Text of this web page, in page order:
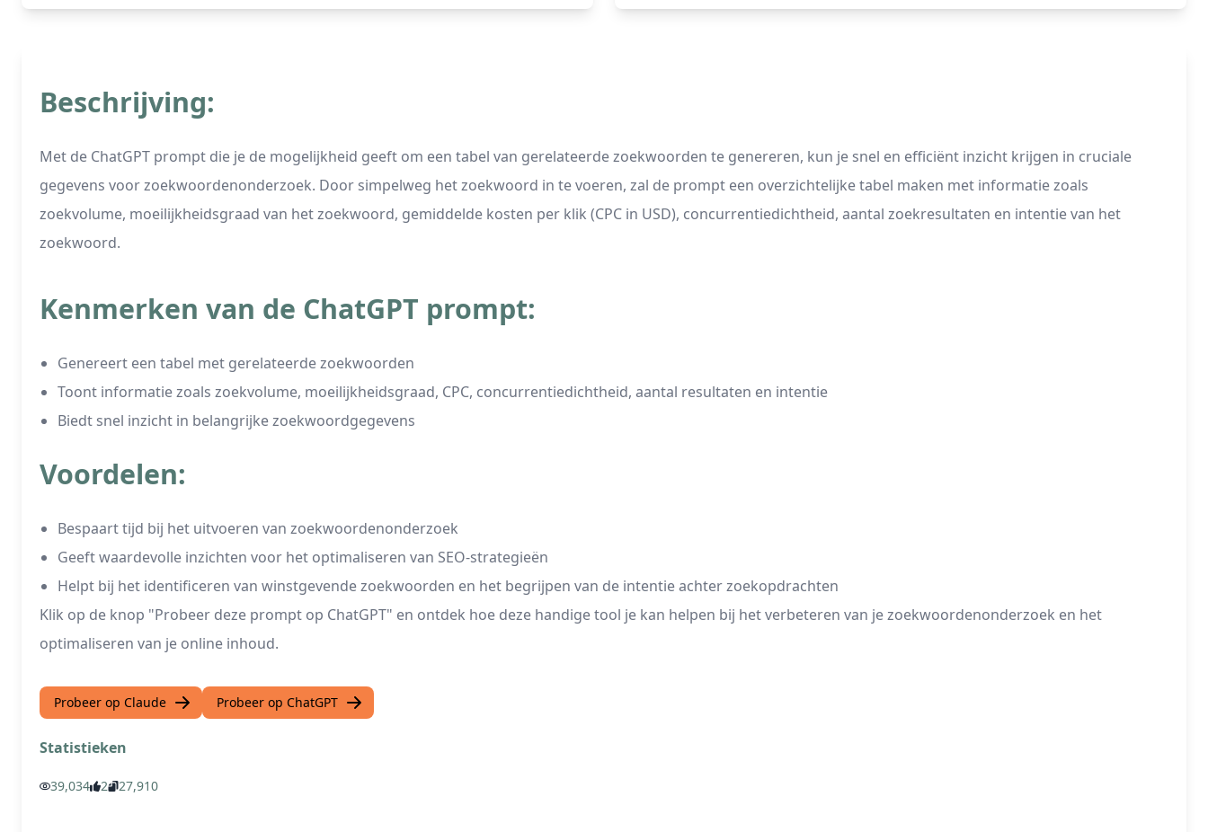
Beschrijving:
Met de ChatGPT prompt die je de mogelijkheid geeft om een tabel van gerelateerde zoekwoorden te genereren, kun je snel en efficiënt inzicht krijgen in cruciale
gegevens voor zoekwoordenonderzoek. Door simpelweg het zoekwoord in te voeren, zal de prompt een overzichtelijke tabel maken met informatie zoals
zoekvolume, moeilijkheidsgraad van het zoekwoord, gemiddelde kosten per klik (CPC in USD), concurrentiedichtheid, aantal zoekresultaten en intentie van het
zoekwoord.
Kenmerken van de ChatGPT prompt:
Genereert een tabel met gerelateerde zoekwoorden
Toont informatie zoals zoekvolume, moeilijkheidsgraad, CPC, concurrentiedichtheid, aantal resultaten en intentie
Biedt snel inzicht in belangrijke zoekwoordgegevens
Voordelen:
Bespaart tijd bij het uitvoeren van zoekwoordenonderzoek
Geeft waardevolle inzichten voor het optimaliseren van SEO-strategieën
Helpt bij het identificeren van winstgevende zoekwoorden en het begrijpen van de intentie achter zoekopdrachten
Klik op de knop "Probeer deze prompt op ChatGPT" en ontdek hoe deze handige tool je kan helpen bij het verbeteren van je zoekwoordenonderzoek en het
optimaliseren van je online inhoud.
Probeer op Claude Probeer op ChatGPT
Statistieken
39,034 2 27,910